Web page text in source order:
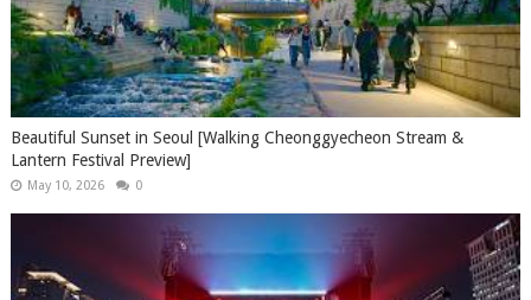
Beautiful Sunset in Seoul [Walking Cheonggyecheon Stream &
Lantern Festival Preview]
May 10, 2026 0